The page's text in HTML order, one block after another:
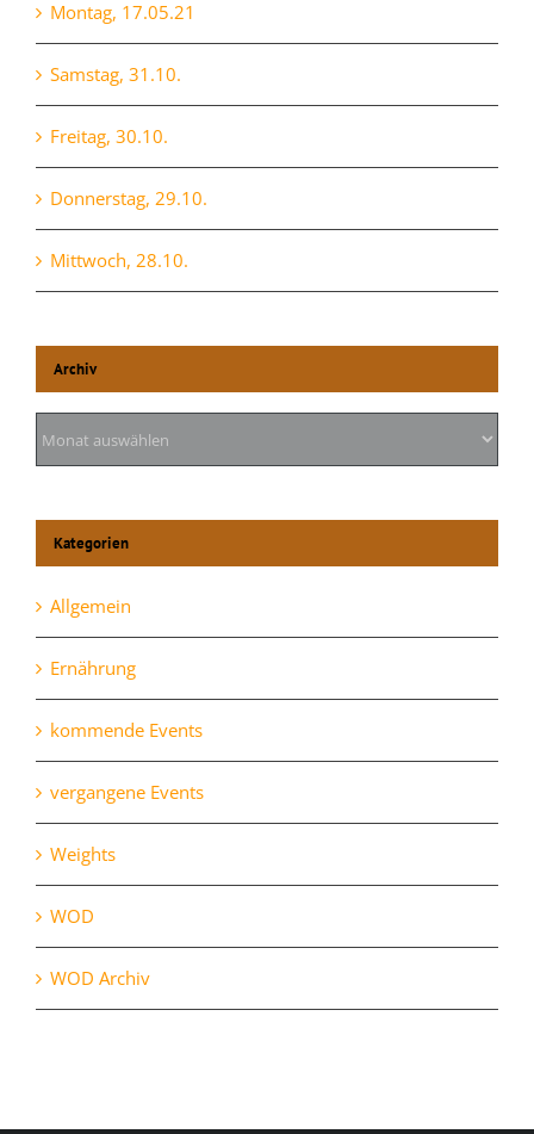
Montag, 17.05.21
Samstag, 31.10.
Freitag, 30.10.
Donnerstag, 29.10.
Mittwoch, 28.10.
Archiv
Archiv
Kategorien
Allgemein
Ernährung
kommende Events
vergangene Events
Weights
WOD
WOD Archiv